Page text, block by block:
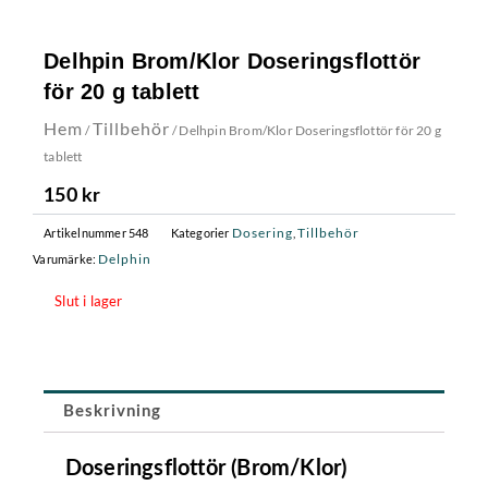
Delhpin Brom/Klor Doseringsflottör
för 20 g tablett
Hem /Tillbehör / Delhpin Brom/Klor Doseringsflottör för 20 g
tablett
150 kr
Artikelnummer 548 Kategorier Dosering ,Tillbehör
Varumärke: Delphin
Slut i lager
Beskrivning
Doseringsflottör (Brom/Klor)